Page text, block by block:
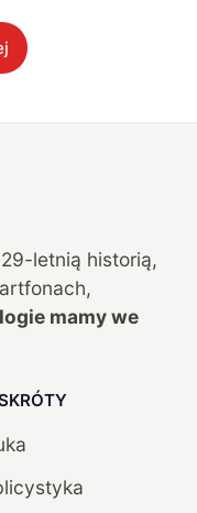
29-letnią historią,
mamy we